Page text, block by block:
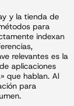
y la tienda de
para
indexan
relevantes es la
aplicaciones
que hablan. Al
para